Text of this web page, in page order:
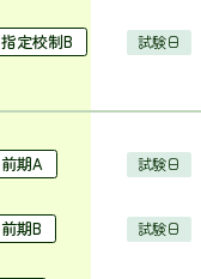
指定校制B 試験日
前期A 試験日
前期B 試験日